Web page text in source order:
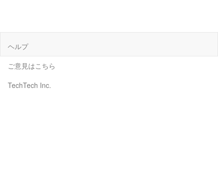
ヘルプ
ご意見はこちら
TechTech Inc.